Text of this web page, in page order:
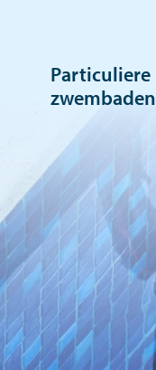
Particuliere
zwembaden